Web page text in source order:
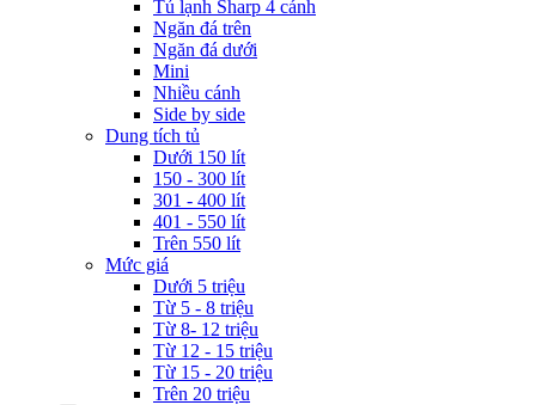
Tủ lạnh Sharp 4 cánh
Ngăn đá trên
Ngăn đá dưới
Mini
Nhiều cánh
Side by side
Dung tích tủ
Dưới 150 lít
150 - 300 lít
301 - 400 lít
401 - 550 lít
Trên 550 lít
Mức giá
Dưới 5 triệu
Từ 5 - 8 triệu
Từ 8- 12 triệu
Từ 12 - 15 triệu
Từ 15 - 20 triệu
Trên 20 triệu